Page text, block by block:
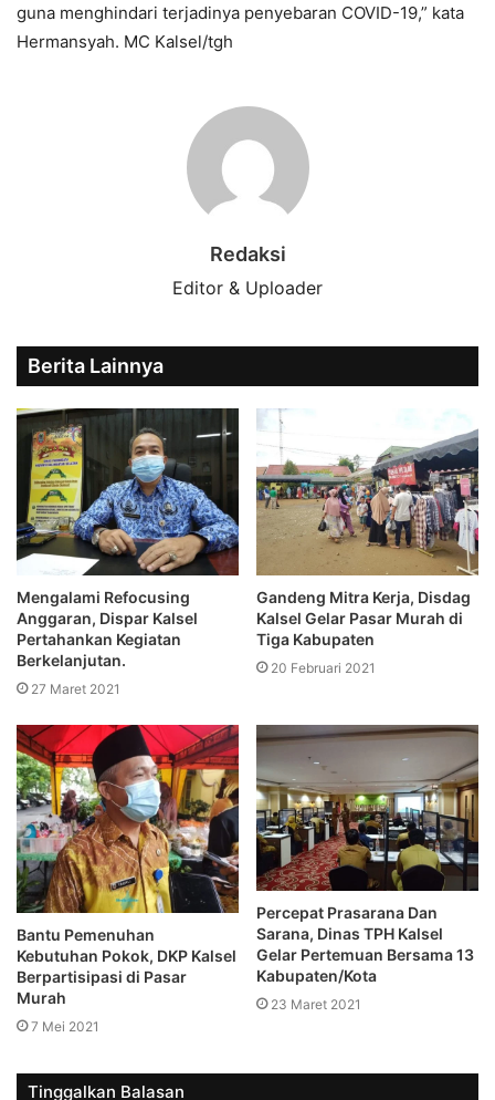
guna menghindari terjadinya penyebaran COVID-19,” kata
Hermansyah. MC Kalsel/tgh
Redaksi
Editor & Uploader
Berita Lainnya
Mengalami Refocusing
Anggaran, Dispar Kalsel
Pertahankan Kegiatan
Berkelanjutan.
27 Maret 2021
Gandeng Mitra Kerja, Disdag
Kalsel Gelar Pasar Murah di
Tiga Kabupaten
20 Februari 2021
Bantu Pemenuhan
Kebutuhan Pokok, DKP Kalsel
Berpartisipasi di Pasar
Murah
7 Mei 2021
Percepat Prasarana Dan
Sarana, Dinas TPH Kalsel
Gelar Pertemuan Bersama 13
Kabupaten/Kota
23 Maret 2021
Tinggalkan Balasan